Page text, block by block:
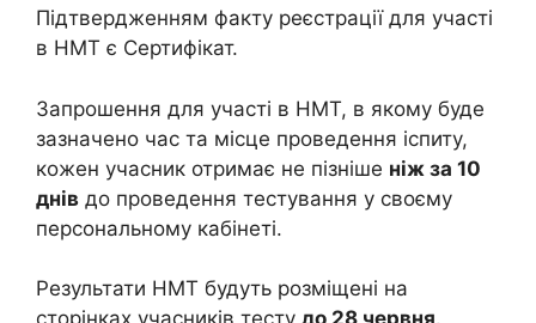
Підтвердженням факту реєстрації для участі
в НМТ є Сертифікат.
Запрошення для участі в НМТ, в якому буде
зазначено час та місце проведення іспиту,
кожен учасник отримає не пізніше ніж за 10
днів до проведення тестування у своєму
персональному кабінеті.
Результати НМТ будуть розміщені на